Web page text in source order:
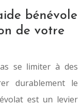
bénévole
de votre
se limiter à des
durablement le
est un levier